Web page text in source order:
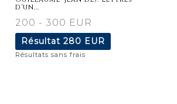
d'un...
200 - 300 EUR
Résultat 280 EUR
Résultats sans frais